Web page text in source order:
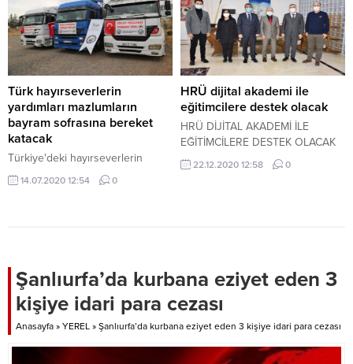
Türk hayırseverlerin
yardımları mazlumların
bayram sofrasına bereket
katacak
Türkiye'deki hayırseverlerin
yardımlarını yaklaşık 10 yıldır
Suriye'deki iç savaş mağdurlarına
dünyanın birçok noktasındaki
mazlum sofralarına ulaştıracak.
14.07.2020 12:54 0
HRÜ dijital akademi ile
eğitimcilere destek olacak
HRÜ DİJİTAL AKADEMİ İLE
EĞİTİMCİLERE DESTEK OLACAK
22.12.2020 12:58 0
Şanlıurfa’da kurbana eziyet eden 3
kişiye idari para cezası
Anasayfa » YEREL » Şanlıurfa’da kurbana eziyet eden 3 kişiye idari para cezası